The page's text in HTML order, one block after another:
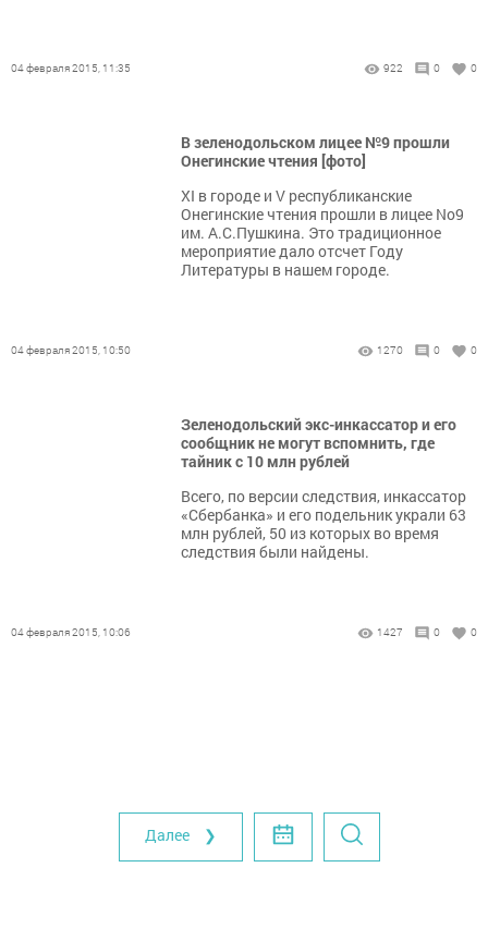
04 февраля 2015, 11:35 922 0 0
В зеленодольском лицее №9 прошли
Онегинские чтения [фото]
XI в городе и V республиканские
Онегинские чтения прошли в лицее No9
им. А.С.Пушкина. Это традиционное
мероприятие дало отсчет Году
Литературы в нашем городе.
04 февраля 2015, 10:50 1270 0 0
Зеленодольский экс-инкассатор и его
сообщник не могут вспомнить, где
тайник с 10 млн рублей
Всего, по версии следствия, инкассатор
«Сбербанка» и его подельник украли 63
млн рублей, 50 из которых во время
следствия были найдены.
04 февраля 2015, 10:06 1427 0 0
Далее ❯